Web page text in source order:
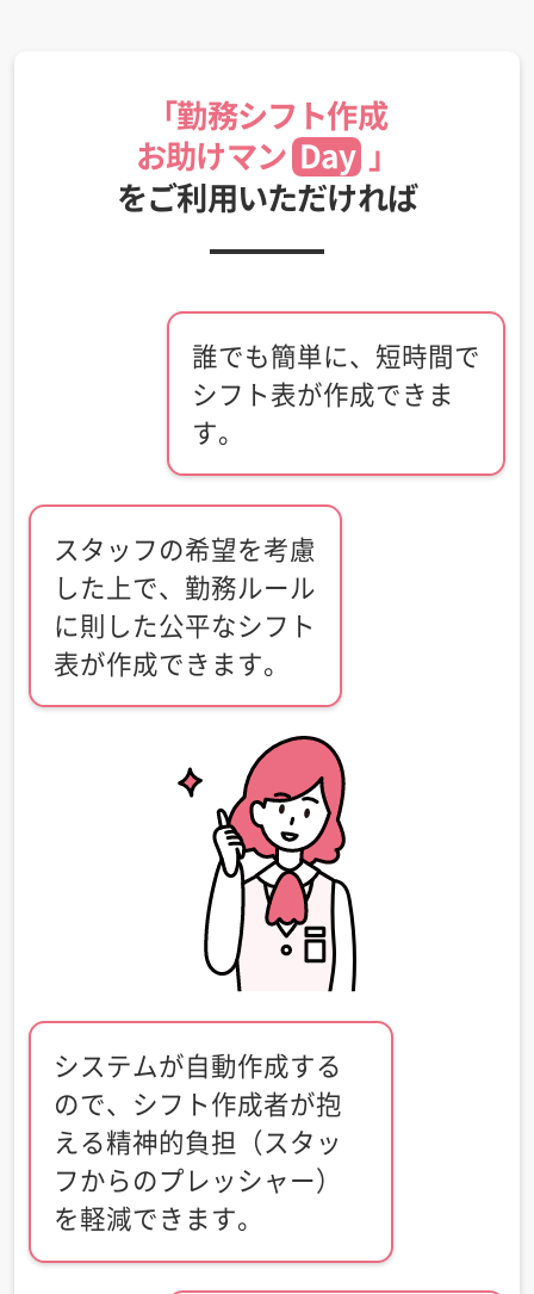
「勤務シフト作成
お助けマン Day 」
をご利用いただければ
誰でも簡単に、短時間で
シフト表が作成できま
す。
スタッフの希望を考慮
した上で、勤務ルール
に則した公平なシフト
表が作成できます。
システムが自動作成する
ので、シフト作成者が抱
える精神的負担（スタッ
フからのプレッシャー）
を軽減できます。